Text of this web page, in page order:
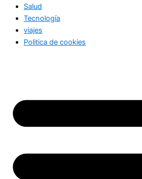
Salud
Tecnología
viajes
Politica de cookies